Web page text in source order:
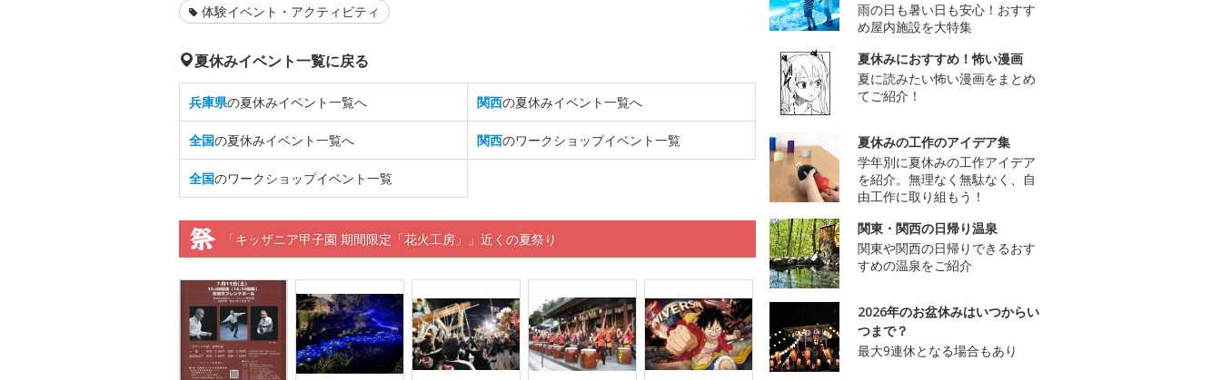
体験イベント・アクティビティ
夏休みイベント一覧に戻る
兵庫県の夏休みイベント一覧へ 関西の夏休みイベント一覧へ
全国の夏休みイベント一覧へ 関西のワークショップイベント一覧
全国のワークショップイベント一覧
「キッザニア甲子園 期間限定「花火工房」」近くの夏祭り
雨の日も暑い日も安心！おすす
め屋内施設を大特集
夏休みにおすすめ！怖い漫画
夏に読みたい怖い漫画をまとめ
てご紹介！
夏休みの工作のアイデア集
学年別に夏休みの工作アイデア
を紹介。無理なく無駄なく、自
由工作に取り組もう！
関東・関西の日帰り温泉
関東や関西の日帰りできるおす
すめの温泉をご紹介
2026年のお盆休みはいつからい
つまで？
最大9連休となる場合もあり